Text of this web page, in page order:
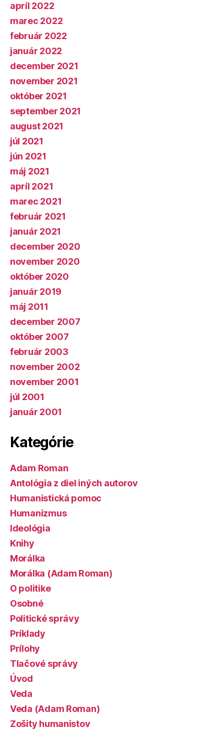
apríl 2022
marec 2022
február 2022
január 2022
december 2021
november 2021
október 2021
september 2021
august 2021
júl 2021
jún 2021
máj 2021
apríl 2021
marec 2021
február 2021
január 2021
december 2020
november 2020
október 2020
január 2019
máj 2011
december 2007
október 2007
február 2003
november 2002
november 2001
júl 2001
január 2001
Kategórie
Adam Roman
Antológia z diel iných autorov
Humanistická pomoc
Humanizmus
Ideológia
Knihy
Morálka
Morálka (Adam Roman)
O politike
Osobné
Politické správy
Príklady
Prílohy
Tlačové správy
Úvod
Veda
Veda (Adam Roman)
Zošity humanistov